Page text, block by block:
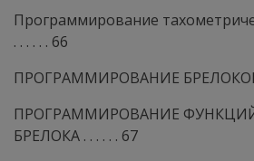
Программирование
. . . . . . 66
ПРОГРАММИРОВАНИЕ БРЕЛОКОВ . .
ПРОГРАММИРОВАНИЕ
БРЕЛОКА . . . . . . 67